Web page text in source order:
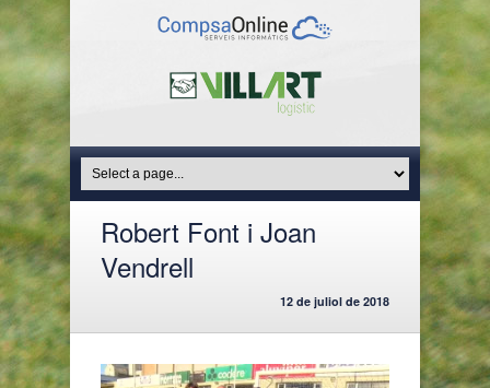
Robert Font i Joan
Vendrell
12 de juliol de 2018